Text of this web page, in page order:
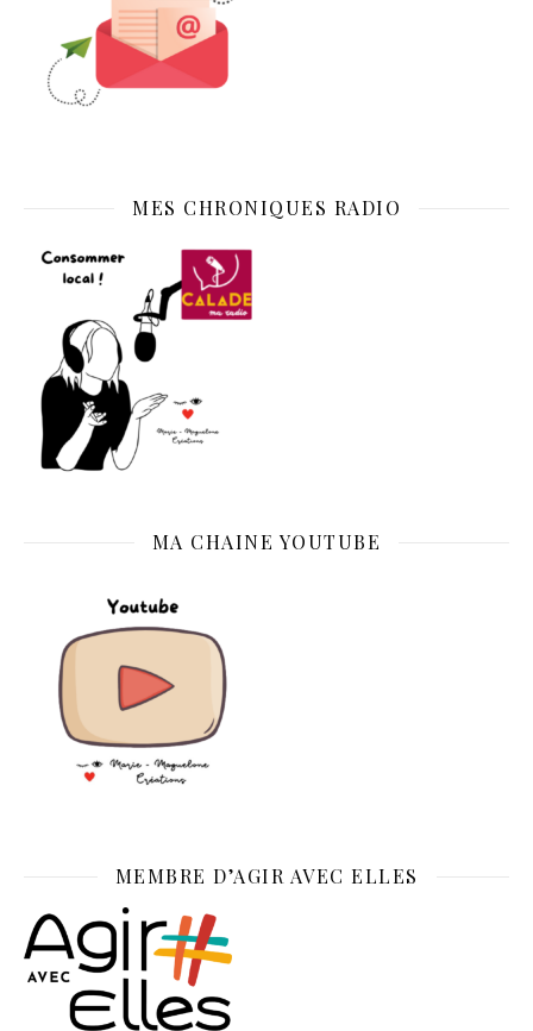
MES CHRONIQUES RADIO
MA CHAINE YOUTUBE
MEMBRE D’AGIR AVEC ELLES